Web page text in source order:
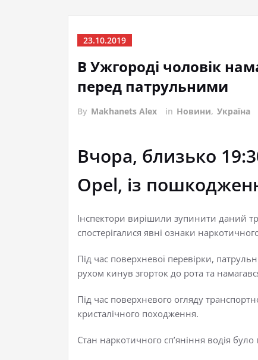
23.10.2019
В Ужгороді чоловік
перед патрульними
By Makhanets Alex in Новини, Україна
Вчора, близько
Opel, із
Інспектори вирішили зупинити даний
спостерігалися явні ознаки
Під час поверхневої перевірки,
рухом кинув згорток до рота та
Під час поверхневого огляду
кристалічного походження.
Стан наркотичного сп’яніння водія